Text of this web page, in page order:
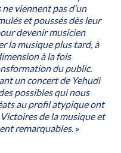
viennent pas d’un
et poussés dès leur
devenir musicien
la musique plus tard, à
à la fois
du public.
un concert de Yehudi
possibles qui nous
au profil atypique ont
de la musique et
remarquables. »